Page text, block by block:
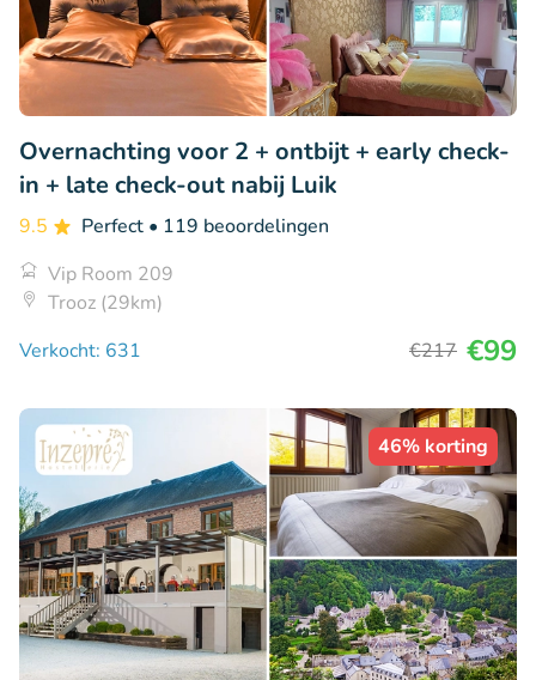
Overnachting voor 2 + ontbijt + early check-
in + late check-out nabij Luik
9.5 Perfect • 119 beoordelingen
Vip Room 209
Trooz (29km)
Verkocht: 631
€217 €99
46% korting